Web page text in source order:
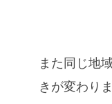
また同じ地
きが変わりま